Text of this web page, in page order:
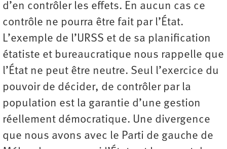
d’en contrôler les effets. En aucun cas ce
contrôle ne pourra être fait par l’État.
L’exemple de l’URSS et de sa planification
étatiste et bureaucratique nous rappelle que
l’État ne peut être neutre. Seul l’exercice du
pouvoir de décider, de contrôler par la
population est la garantie d’une gestion
réellement démocratique. Une divergence
que nous avons avec le Parti de gauche de